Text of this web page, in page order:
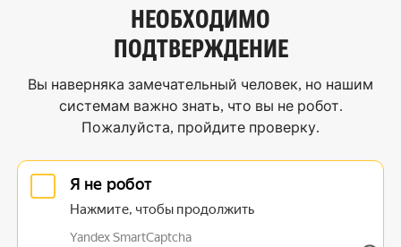
НЕОБХОДИМО
ПОДТВЕРЖДЕНИЕ
Вы наверняка замечательный человек, но нашим
системам важно знать, что вы не робот.
Пожалуйста, пройдите проверку.